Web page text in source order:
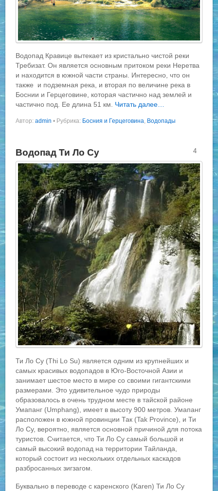
Водопад Кравице вытекает из кристально чистой реки
Требизат. Он является основным притоком реки Неретва
и находится в южной части страны. Интересно, что он
также и подземная река, и вторая по величине река в
Боснии и Герцеговине, которая частично над землей и
частично под. Ее длина 51 км. Читать далее…
Автор:admin • Рубрика: Босния и Герцеговина, Водопады
Водопад Ти Ло Су
Ти Ло Су (Thi Lo Su) является одним из крупнейших и
самых красивых водопадов в Юго-Восточной Азии и
занимает шестое место в мире со своими гигантскими
размерами. Это удивительное чудо природы
образовалось в очень трудном месте в тайской районе
Умапанг (Umphang), имеет в высоту 900 метров. Умапанг
расположен в южной провинции Так (Tak Province), и Ти
Ло Су, вероятно, является основной причиной для потока
туристов. Считается, что Ти Ло Су самый большой и
самый высокий водопад на территории Тайланда,
который состоит из нескольких отдельных каскадов
разбросанных зигзагом.
Буквально в переводе с каренского (Karen) Ти Ло Су
4